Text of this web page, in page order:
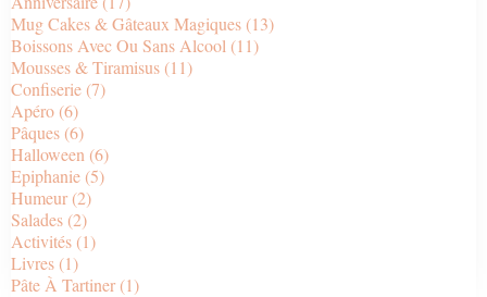
Mug Cakes & Gâteaux Magiques (13)
Boissons Avec Ou Sans Alcool (11)
Mousses & Tiramisus (11)
Confiserie (7)
Apéro (6)
Pâques (6)
Halloween (6)
Epiphanie (5)
Humeur (2)
Salades (2)
Activités (1)
Livres (1)
Pâte À Tartiner (1)